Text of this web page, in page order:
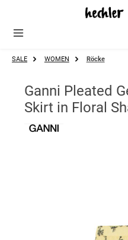
Zum Hauptinhalt springen
SALE WOMEN Röcke
Ganni Pleated
Skirt in Floral